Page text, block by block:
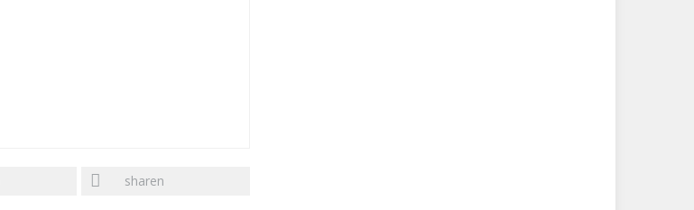
sharen